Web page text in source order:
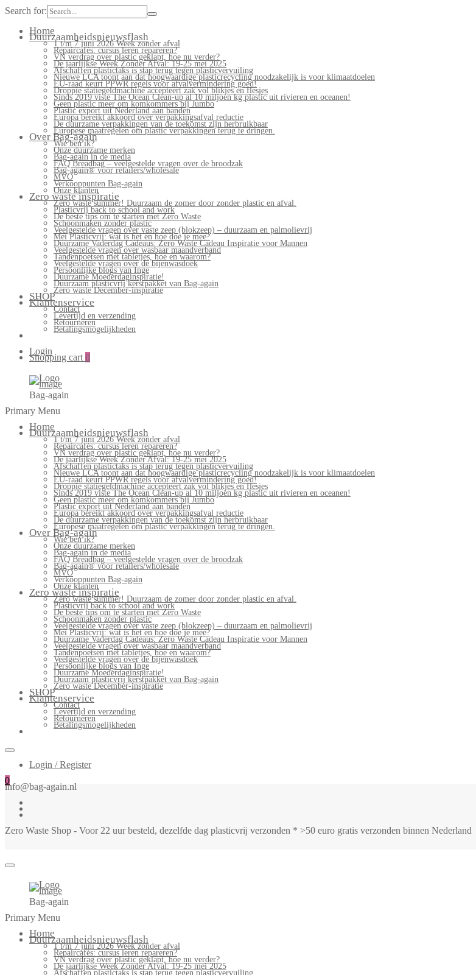
Search for:
Home
Duurzaamheidsnieuwsflash
1 t/m 7 juni 2026 Week zonder afval
Repaircafés: cursus leren repareren?
VN verdrag over plastic geklapt, hoe nu verder?
De jaarlijkse Week Zonder Afval: 19-25 mei 2025
Afschaffen plastictaks is stap terug tegen plasticvervuiling
Nieuwe LCA toont aan dat hoogwaardige plasticrecycling noodzakelijk is voor klimaatdoelen
EU-raad keurt PPWR regels voor afvalvermindering goed!
Droppie statiegeldmachine accepteert zak vol blikjes en flesjes
Sinds 2019 viste The Ocean Clean-up al 10 miljoen kg plastic uit rivieren en oceanen!
Geen plastic meer om komkommers bij Jumbo
Plastic export uit Nederland aan banden
Europa bereikt akkoord over verpakkingsafval reductie
De duurzame verpakkingen van de toekomst zijn herbruikbaar
Europese maatregelen om plastic verpakkingen terug te dringen.
Over Bag-again
Wie ben ik?
Onze duurzame merken
Bag-again in de media
FAQ Breadbag – veelgestelde vragen over de broodzak
Bag-again® voor retailers/wholesale
MVO
Verkooppunten Bag-again
Onze klanten
Zero waste inspiratie
Zero waste summer! Duurzaam de zomer door zonder plastic en afval.
Plasticvrij back to school and work
De beste tips om te starten met Zero Waste
Schoonmaken zonder plastic
Veelgestelde vragen over vaste zeep (blokzeep) – duurzaam en palmolievrij
Mei Plasticvrij: wat is het en hoe doe je mee?
Duurzame Vaderdag Cadeaus: Zero Waste Cadeau Inspiratie voor Mannen
Veelgestelde vragen over wasbaar maandverband
Tandenpoetsen met tabletjes, hoe en waarom?
Veelgestelde vragen over de bijenwasdoek
Persoonlijke blogs van Inge
Duurzame Moederdaginspiratie!
Duurzaam plasticvrij kerstpakket van Bag-again
Zero waste December-inspiratie
SHOP
Klantenservice
Contact
Levertijd en verzending
Retourneren
Betalingsmogelijkheden
Login
Shopping cart 0
Bag-again
Primary Menu
Home
Duurzaamheidsnieuwsflash
1 t/m 7 juni 2026 Week zonder afval
Repaircafés: cursus leren repareren?
VN verdrag over plastic geklapt, hoe nu verder?
De jaarlijkse Week Zonder Afval: 19-25 mei 2025
Afschaffen plastictaks is stap terug tegen plasticvervuiling
Nieuwe LCA toont aan dat hoogwaardige plasticrecycling noodzakelijk is voor klimaatdoelen
EU-raad keurt PPWR regels voor afvalvermindering goed!
Droppie statiegeldmachine accepteert zak vol blikjes en flesjes
Sinds 2019 viste The Ocean Clean-up al 10 miljoen kg plastic uit rivieren en oceanen!
Geen plastic meer om komkommers bij Jumbo
Plastic export uit Nederland aan banden
Europa bereikt akkoord over verpakkingsafval reductie
De duurzame verpakkingen van de toekomst zijn herbruikbaar
Europese maatregelen om plastic verpakkingen terug te dringen.
Over Bag-again
Wie ben ik?
Onze duurzame merken
Bag-again in de media
FAQ Breadbag – veelgestelde vragen over de broodzak
Bag-again® voor retailers/wholesale
MVO
Verkooppunten Bag-again
Onze klanten
Zero waste inspiratie
Zero waste summer! Duurzaam de zomer door zonder plastic en afval.
Plasticvrij back to school and work
De beste tips om te starten met Zero Waste
Schoonmaken zonder plastic
Veelgestelde vragen over vaste zeep (blokzeep) – duurzaam en palmolievrij
Mei Plasticvrij: wat is het en hoe doe je mee?
Duurzame Vaderdag Cadeaus: Zero Waste Cadeau Inspiratie voor Mannen
Veelgestelde vragen over wasbaar maandverband
Tandenpoetsen met tabletjes, hoe en waarom?
Veelgestelde vragen over de bijenwasdoek
Persoonlijke blogs van Inge
Duurzame Moederdaginspiratie!
Duurzaam plasticvrij kerstpakket van Bag-again
Zero waste December-inspiratie
SHOP
Klantenservice
Contact
Levertijd en verzending
Retourneren
Betalingsmogelijkheden
Login / Register
0
info@bag-again.nl
Zero Waste Shop - Voor 22 uur besteld, dezelfde dag plasticvrij verzonden * >50 euro gratis verzonden binnen Nederland
Bag-again
Primary Menu
Home
Duurzaamheidsnieuwsflash
1 t/m 7 juni 2026 Week zonder afval
Repaircafés: cursus leren repareren?
VN verdrag over plastic geklapt, hoe nu verder?
De jaarlijkse Week Zonder Afval: 19-25 mei 2025
Afschaffen plastictaks is stap terug tegen plasticvervuiling